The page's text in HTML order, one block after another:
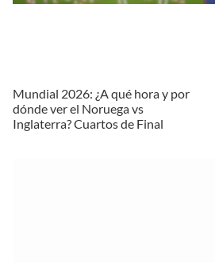
Mundial 2026: ¿A qué hora y por
dónde ver el Noruega vs
Inglaterra? Cuartos de Final